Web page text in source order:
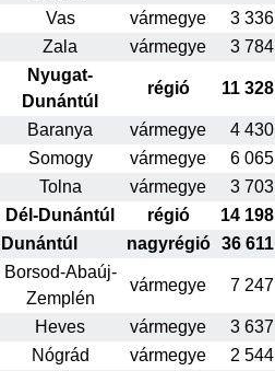
Vas vármegye 3 336
Zala
vármegye 3 784
Nyugat-
Dunántúl
régió 11 328
Baranya vármegye 4 430
Somogy
vármegye 6 065
Tolna
vármegye 3 703
Dél-Dunántúl
régió 14 198
Dunántúl
nagyrégió 36 611
Borsod-Abaúj-
Zemplén
vármegye 7 247
Heves vármegye 3 637
Nógrád
vármegye 2 544